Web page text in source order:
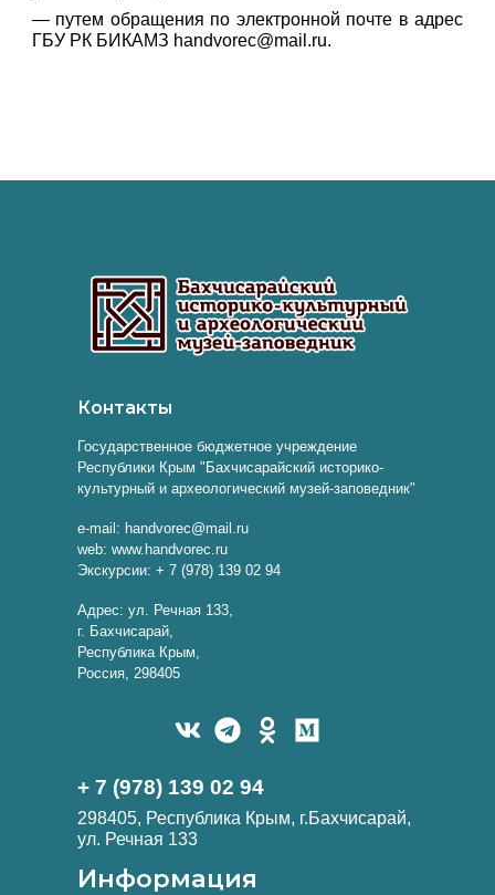
— путем обращения по электронной почте в адрес
ГБУ РК БИКАМЗ handvorec@mail.ru.
Контакты
Государственное бюджетное учреждение
Республики Крым "Бахчисарайский историко-
культурный и археологический музей-заповедник"
e-mail: handvorec@mail.ru
web: www.handvorec.ru
Экскурсии: + 7 (978) 139 02 94
Адрес: ул. Речная 133,
г. Бахчисарай,
Республика Крым,
Россия, 298405
+ 7 (978) 139 02 94
298405, Республика Крым, г.Бахчисарай,
ул. Речная 133
Информация